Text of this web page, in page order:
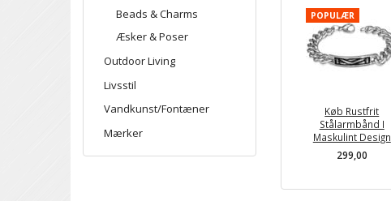
Beads & Charms
Æsker & Poser
Outdoor Living
Livsstil
Vandkunst/Fontæner
Mærker
POPULÆR
Køb Rustfrit
Stålarmbånd I
Maskulint Design
299,00